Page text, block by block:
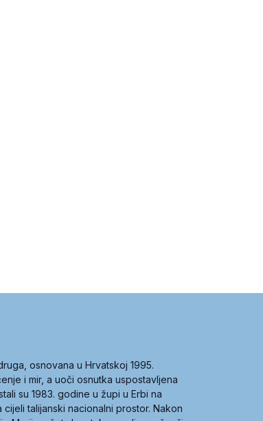
osnovana u Hrvatskoj 1995.
i mir, a uoči osnutka uspostavljena
su 1983. godine u župi u Erbi na
talijanski nacionalni prostor. Nakon